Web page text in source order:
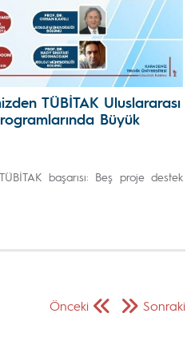
TÜBİTAK Uluslararası
Büyük
başarısı: Beş proje destek
Önceki Sonraki